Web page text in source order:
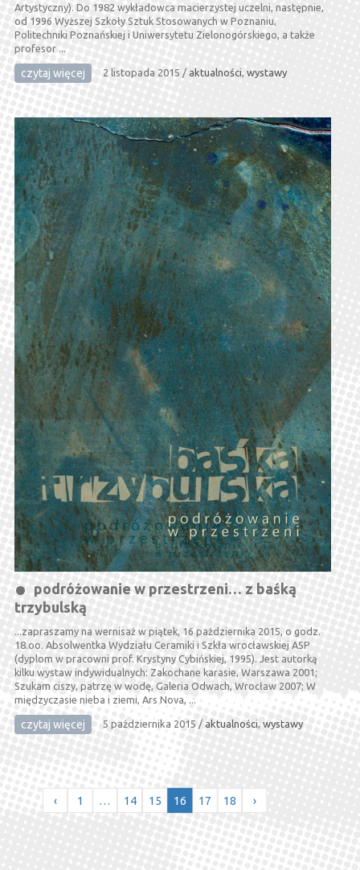
Artystyczny). Do 1982 wykładowca macierzystej uczelni, następnie,
od 1996 Wyższej Szkoły Sztuk Stosowanych w Poznaniu,
Politechniki Poznańskiej i Uniwersytetu Zielonogórskiego, a także
profesor ...
czytaj więcej 2 listopada 2015 / aktualności, wystawy
podróżowanie w przestrzeni… z baśką
trzybulską
...zapraszamy na wernisaż w piątek, 16 października 2015, o godz.
18.oo. Absolwentka Wydziału Ceramiki i Szkła wrocławskiej ASP
(dyplom w pracowni prof. Krystyny Cybińskiej, 1995). Jest autorką
kilku wystaw indywidualnych: Zakochane karasie, Warszawa 2001;
Szukam ciszy, patrzę w wodę, Galeria Odwach, Wrocław 2007; W
międzyczasie nieba i ziemi, Ars Nova, ...
czytaj więcej 5 października 2015 / aktualności, wystawy
‹ 1 … 14 15 16 17 18 ›